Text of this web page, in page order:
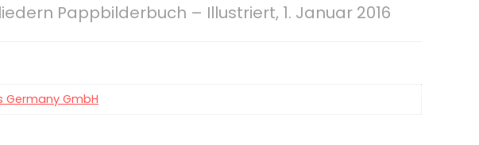
Pappbilderbuch – Illustriert, 1. Januar 2016
Germany GmbH